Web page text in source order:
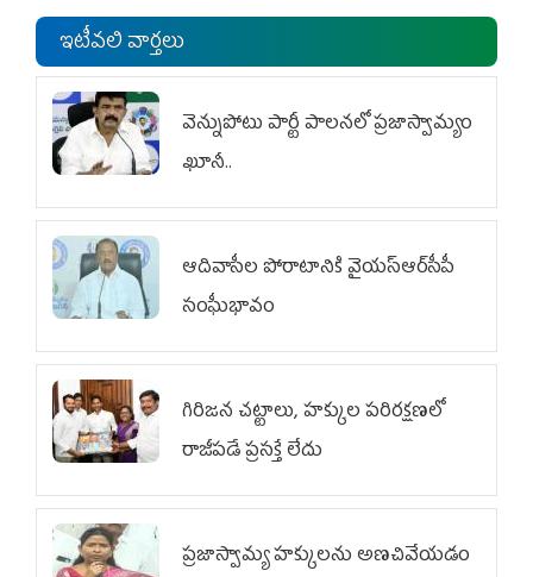
ఇటీవలి వార్తలు
వెన్నుపోటు పార్టీ పాలనలో ప్రజాస్వామ్యం
ఖూనీ..
ఆదివాసీల పోరాటానికి వైయ‌స్ఆర్‌సీపీ
సంఘీభావం
గిరిజన చట్టాలు, హక్కుల పరిరక్షణలో
రాజీపడే ప్రసక్తే లేదు
ప్రజాస్వామ్య హక్కులను అణచివేయడం